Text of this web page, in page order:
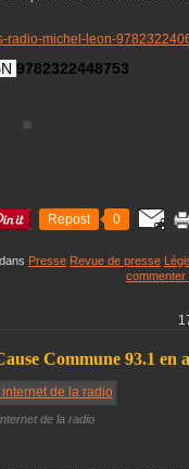
radio-michel-leon-
9782322448753
Repost 0
dans Presse Revue de presse
commenter
Commune 93.1 en
de la radio